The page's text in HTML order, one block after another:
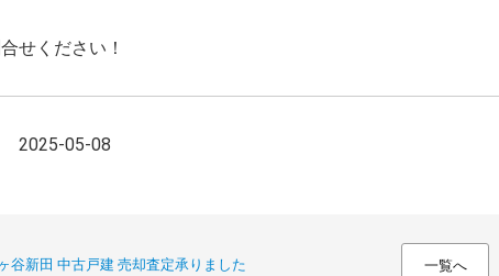
せください！
2025-05-08
谷新田 中古戸建 売却査定承りました 一覧へ